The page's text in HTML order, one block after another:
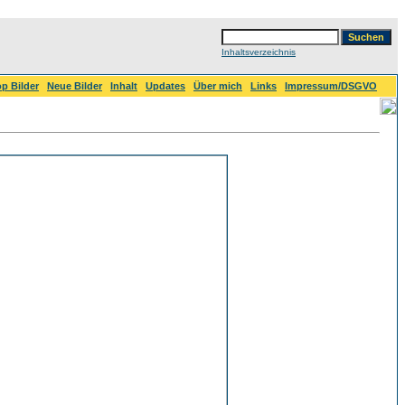
Inhaltsverzeichnis
Bilder Neue Bilder Inhalt Updates Über mich Links
Impressum/DSGVO